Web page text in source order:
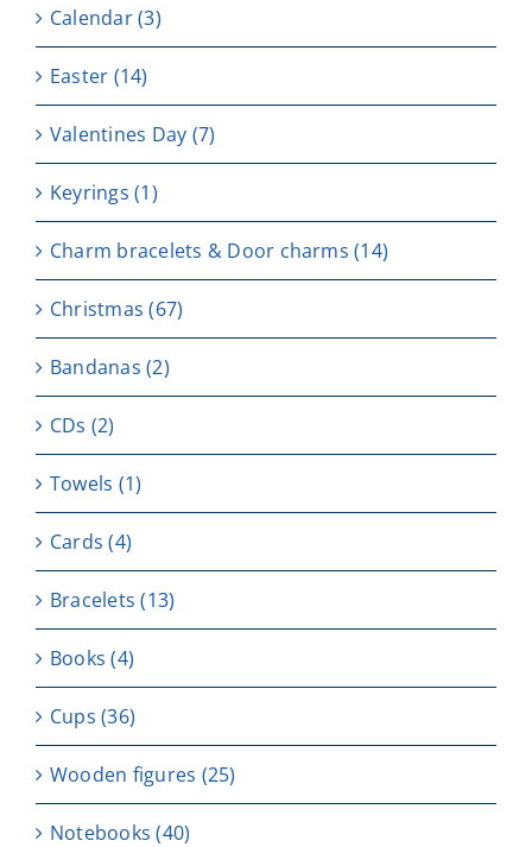
Calendar(3)
Easter (14)
Valentines Day (7)
Keyrings (1)
Charm bracelets & Door charms (14)
Christmas (67)
Bandanas (2)
CDs (2)
Towels (1)
Cards (4)
Bracelets (13)
Books (4)
Cups (36)
Wooden figures (25)
Notebooks (40)